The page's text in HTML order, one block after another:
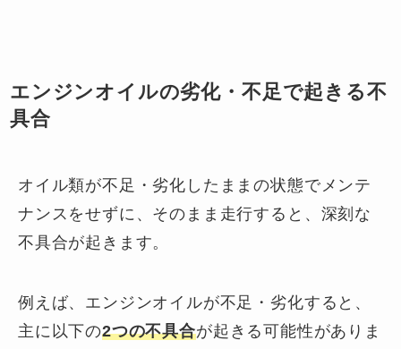
エンジンオイルの劣化・不足で起きる不
具合
オイル類が不足・劣化したままの状態でメンテ
ナンスをせずに、そのまま走行すると、深刻な
不具合が起きます。
例えば、エンジンオイルが不足・劣化すると、
主に以下の2つの不具合が起きる可能性がありま